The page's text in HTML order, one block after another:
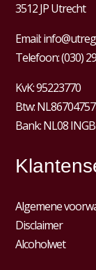
3512 JP Utrecht
Email:
Telefoon:(030)
KvK:95223770
Btw:
Bank: NL08
Algemene
Disclaimer
Alcoholwet